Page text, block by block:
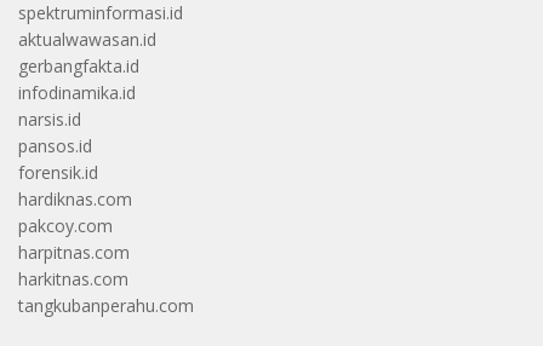
spektruminformasi.id
aktualwawasan.id
gerbangfakta.id
infodinamika.id
narsis.id
pansos.id
forensik.id
hardiknas.com
pakcoy.com
harpitnas.com
harkitnas.com
tangkubanperahu.com